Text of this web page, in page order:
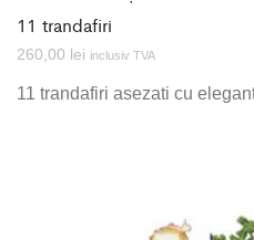
11 trandafiri
260,00 lei inclusiv TVA
11 trandafiri asezati cu